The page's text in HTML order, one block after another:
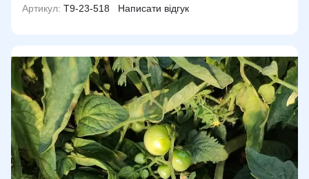
Артикул: T9-23-518 Написати відгук